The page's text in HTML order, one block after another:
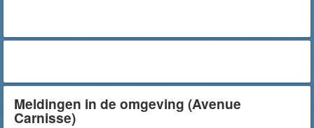
Meldingen in de omgeving (Avenue
Carnisse)